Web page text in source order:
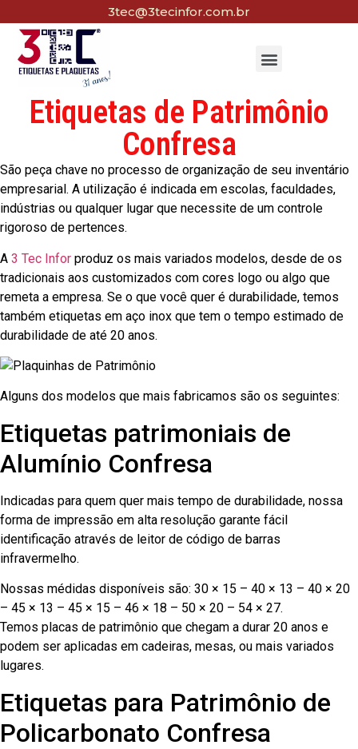
3tec@3tecinfor.com.br
Etiquetas de Patrimônio
Confresa
São peça chave no processo de organização de seu inventário
empresarial. A utilização é indicada em escolas, faculdades,
indústrias ou qualquer lugar que necessite de um controle
rigoroso de pertences.
A 3 Tec Infor produz os mais variados modelos, desde de os
tradicionais aos customizados com cores logo ou algo que
remeta a empresa. Se o que você quer é durabilidade, temos
também etiquetas em aço inox que tem o tempo estimado de
durabilidade de até 20 anos.
Alguns dos modelos que mais fabricamos são os seguintes:
Etiquetas patrimoniais de
Alumínio Confresa
Indicadas para quem quer mais tempo de durabilidade, nossa
forma de impressão em alta resolução garante fácil
identificação através de leitor de código de barras
infravermelho.
Nossas médidas disponíveis são: 30 × 15 – 40 × 13 – 40 × 20
– 45 × 13 – 45 × 15 – 46 × 18 – 50 × 20 – 54 × 27.
Temos placas de patrimônio que chegam a durar 20 anos e
podem ser aplicadas em cadeiras, mesas, ou mais variados
lugares.
Etiquetas para Patrimônio de
Policarbonato Confresa